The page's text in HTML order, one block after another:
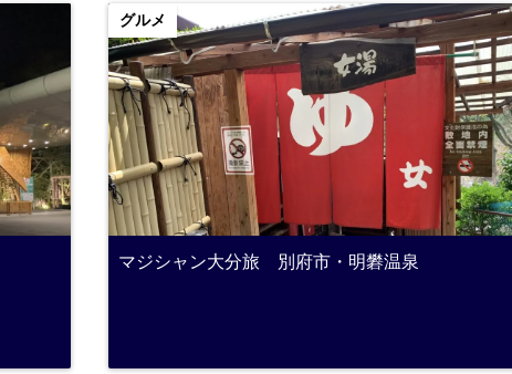
グルメ
マジシャン大分旅 別府市・明礬温泉